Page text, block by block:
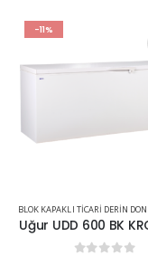
-11%
Uğur UDD 600 BK